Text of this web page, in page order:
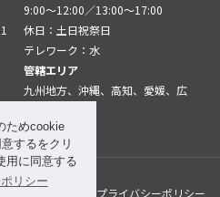
ためcookie
するをクリ
用に同意する
リシー
9:00～12:00／13:00～17:00
休日：土日祝祭日
テレワーク：水
管轄エリア
九州地方、沖縄、高知、愛媛、広
プライバシーポリシー